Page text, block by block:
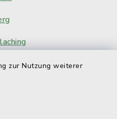
zur Nutzung weiterer
am See